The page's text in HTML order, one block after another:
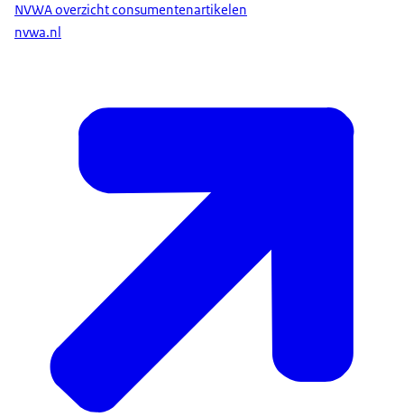
NVWA overzicht consumentenartikelen
nvwa.nl